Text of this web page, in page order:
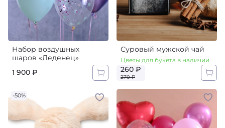
Набор воздушных
шаров «Леденец»
1 900 ₽
Суровый мужской чай
Цветы для букета в наличии
260 ₽
270 ₽
-50%